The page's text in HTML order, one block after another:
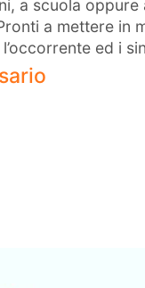
a scuola
a mettere in
ed i